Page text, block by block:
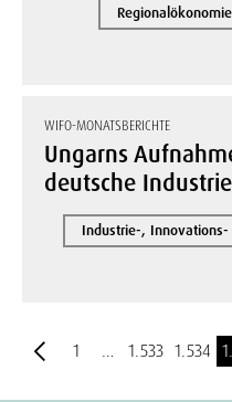
WIFO-MONATSBERICHTE
Ungarns
deutsche
Industrie-,
1 … 1.533 1.534